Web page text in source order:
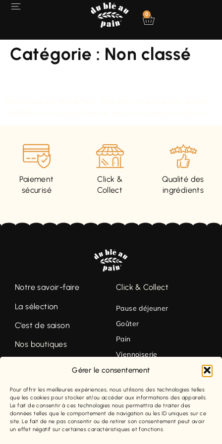
Gérer le consentement
Pour offrir les meilleures expériences, nous utilisons des technologies telles
que les cookies pour stocker et/ou accéder aux informations des appareils.
Le fait de consentir à ces technologies nous permettra de traiter des
données telles que le comportement de navigation ou les ID uniques sur ce
site. Le fait de ne pas consentir ou de retirer son consentement peut avoir
un effet négatif sur certaines caractéristiques et fonctions.
0
Catégorie : Non classé
Paiement
sécurisé
Click &
Collect
Qualité des
ingrédients
Notre savoir-faire
La sélection
C’est de saison
Nos boutiques
Click & Collect
Pause déjeuner
Goûter
Pain
Viennoiserie
Pâtisserie
FACEBOOK
INSTAGRAM
Mentions légales
Conditions générales de
vente